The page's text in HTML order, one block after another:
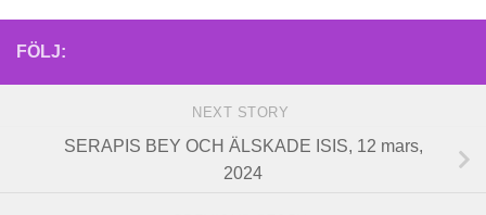
FÖLJ:
NEXT STORY
SERAPIS BEY OCH ÄLSKADE ISIS, 12 mars,
2024